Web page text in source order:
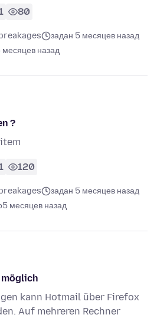
80
задан 5 месяцев назад
месяцев назад
?
120
задан 5 месяцев назад
5 месяцев назад
möglich
kann Hotmail über Firefox
Auf mehreren Rechner